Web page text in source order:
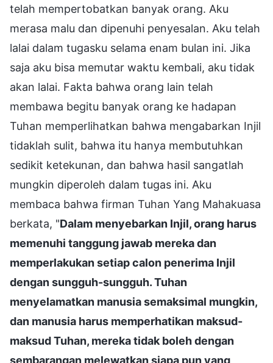
telah mempertobatkan banyak orang. Aku
merasa malu dan dipenuhi penyesalan. Aku telah
lalai dalam tugasku selama enam bulan ini. Jika
saja aku bisa memutar waktu kembali, aku tidak
akan lalai. Fakta bahwa orang lain telah
membawa begitu banyak orang ke hadapan
Tuhan memperlihatkan bahwa mengabarkan Injil
tidaklah sulit, bahwa itu hanya membutuhkan
sedikit ketekunan, dan bahwa hasil sangatlah
mungkin diperoleh dalam tugas ini. Aku
membaca bahwa firman Tuhan Yang Mahakuasa
berkata, "Dalam menyebarkan Injil, orang harus
memenuhi tanggung jawab mereka dan
memperlakukan setiap calon penerima Injil
dengan sungguh-sungguh. Tuhan
menyelamatkan manusia semaksimal mungkin,
dan manusia harus memperhatikan maksud-
maksud Tuhan, mereka tidak boleh dengan
sembarangan melewatkan siapa pun yang